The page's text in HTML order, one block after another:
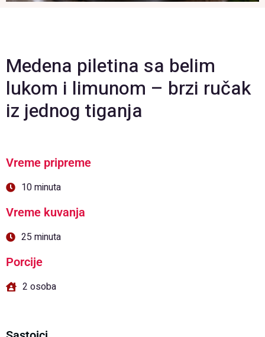
Medena piletina sa belim
lukom i limunom – brzi ručak
iz jednog tiganja
Vreme pripreme
10 minuta
Vreme kuvanja
25 minuta
Porcije
2 osoba